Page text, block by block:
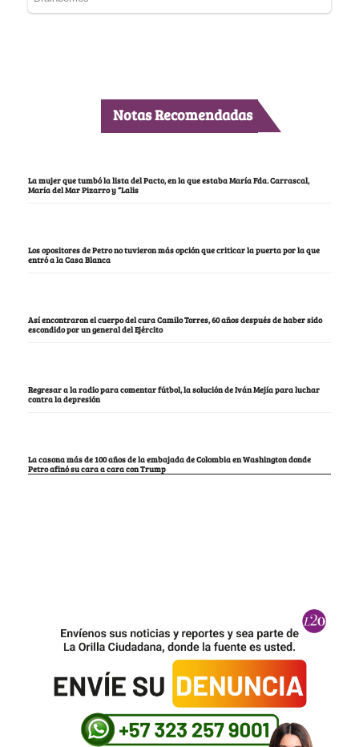
Notas Recomendadas
La mujer que tumbó la lista del Pacto, en la que estaba María Fda. Carrascal,
María del Mar Pizarro y “Lalis
Los opositores de Petro no tuvieron más opción que criticar la puerta por la que
entró a la Casa Blanca
Así encontraron el cuerpo del cura Camilo Torres, 60 años después de haber sido
escondido por un general del Ejército
Regresar a la radio para comentar fútbol, la solución de Iván Mejía para luchar
contra la depresión
La casona más de 100 años de la embajada de Colombia en Washington donde
Petro afinó su cara a cara con Trump